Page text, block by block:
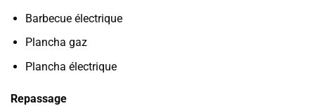
Barbecue électrique
Plancha gaz
Plancha électrique
Repassage